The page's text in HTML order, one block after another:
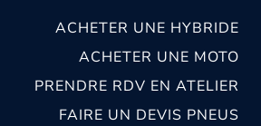
ACHETER UNE HYBRIDE
ACHETER UNE MOTO
PRENDRE RDV EN ATELIER
FAIRE UN DEVIS PNEUS